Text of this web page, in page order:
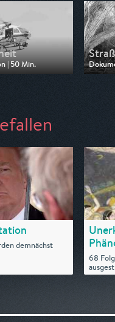
| 50 Min.
Pro 7 Maxx
demnächst
68